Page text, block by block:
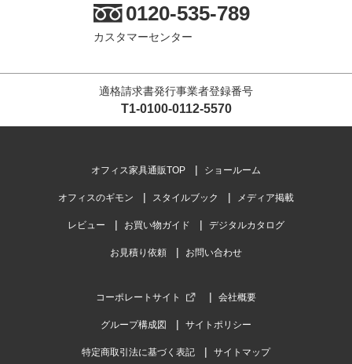
0120-535-789
カスタマーセンター
適格請求書発行事業者登録番号
T1-0100-0112-5570
オフィス家具通販TOP ショールーム
オフィスのギモン スタイルブック メディア掲載
レビュー お買い物ガイド デジタルカタログ
お見積り依頼 お問い合わせ
コーポレートサイト 会社概要
グループ構成図 サイトポリシー
特定商取引法に基づく表記 サイトマップ